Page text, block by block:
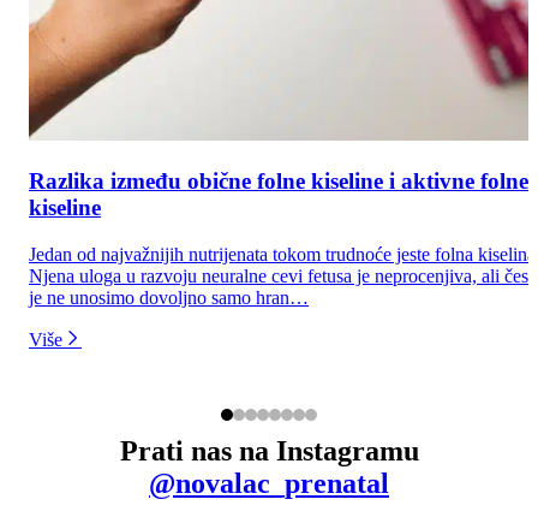
Razlika između obične folne kiseline i aktivne folne
kiseline
Jedan od najvažnijih nutrijenata tokom trudnoće jeste folna
Njena uloga u razvoju neuralne cevi fetusa je neprocenjiva, ali
je ne unosimo dovoljno samo hran…
Više
Prati nas na Instagramu
@novalac_prenatal